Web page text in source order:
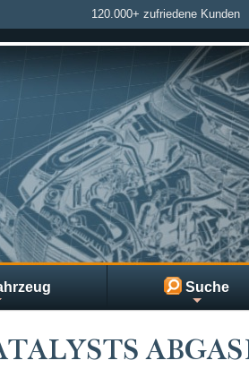
120.000+ zufriedene Kunden
Suche